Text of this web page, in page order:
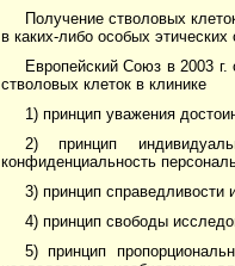
Получение стволовых
в каких-либо особых этических
Европейский Союз в 2003
стволовых клеток в клинике
1) принцип уважения
2) принцип
конфиденциальность
3) принцип справедливости
4) принцип свободы
5) принцип